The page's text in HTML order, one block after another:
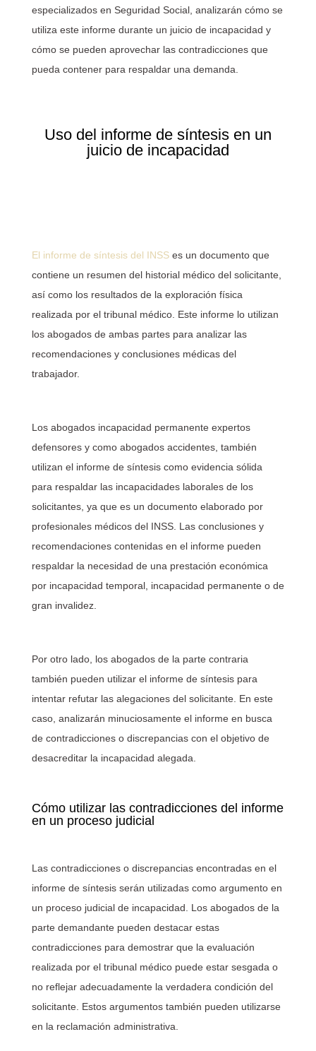
especializados en Seguridad Social, analizarán cómo se
utiliza este informe durante un juicio de incapacidad y
cómo se pueden aprovechar las contradicciones que
pueda contener para respaldar una demanda.
Uso del informe de síntesis en un
juicio de incapacidad
El informe de síntesis del INSSes un documento que
contiene un resumen del historial médico del solicitante,
así como los resultados de la exploración física
realizada por el tribunal médico. Este informe lo utilizan
los abogados de ambas partes para analizar las
recomendaciones y conclusiones médicas del
trabajador.
Los abogados incapacidad permanente expertos
defensores y como abogados accidentes, también
utilizan el informe de síntesis como evidencia sólida
para respaldar las incapacidades laborales de los
solicitantes, ya que es un documento elaborado por
profesionales médicos del INSS. Las conclusiones y
recomendaciones contenidas en el informe pueden
respaldar la necesidad de una prestación económica
por incapacidad temporal, incapacidad permanente o de
gran invalidez.
Por otro lado, los abogados de la parte contraria
también pueden utilizar el informe de síntesis para
intentar refutar las alegaciones del solicitante. En este
caso, analizarán minuciosamente el informe en busca
de contradicciones o discrepancias con el objetivo de
desacreditar la incapacidad alegada.
Cómo utilizar las contradicciones del informe
en un proceso judicial
Las contradicciones o discrepancias encontradas en el
informe de síntesis serán utilizadas como argumento en
un proceso judicial de incapacidad. Los abogados de la
parte demandante pueden destacar estas
contradicciones para demostrar que la evaluación
realizada por el tribunal médico puede estar sesgada o
no reflejar adecuadamente la verdadera condición del
solicitante. Estos argumentos también pueden utilizarse
en la reclamación administrativa.